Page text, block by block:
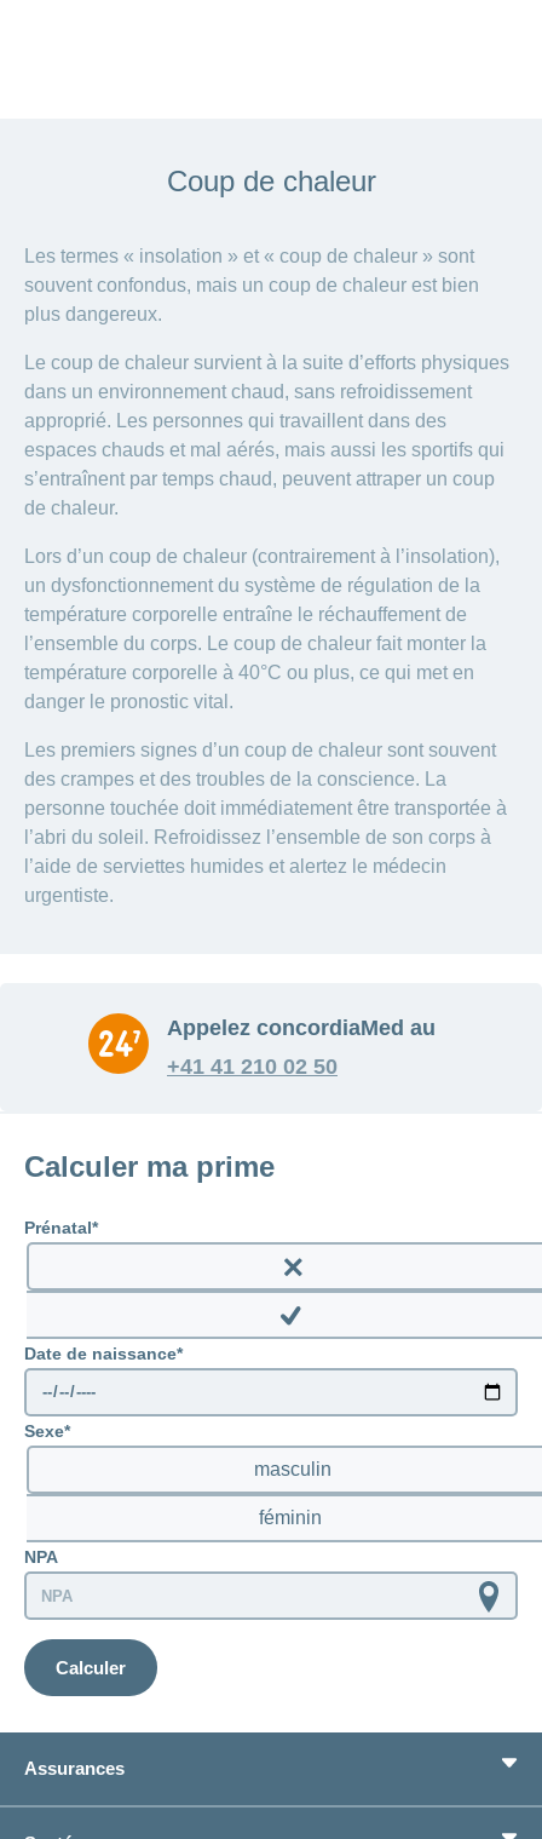
Coup de chaleur
Les termes « insolation » et « coup de chaleur » sont
souvent confondus, mais un coup de chaleur est bien
plus dangereux.
Le coup de chaleur survient à la suite d’efforts physiques
dans un environnement chaud, sans refroidissement
approprié. Les personnes qui travaillent dans des
espaces chauds et mal aérés, mais aussi les sportifs qui
s’entraînent par temps chaud, peuvent attraper un coup
de chaleur.
Lors d’un coup de chaleur (contrairement à l’insolation),
un dysfonctionnement du système de régulation de la
température corporelle entraîne le réchauffement de
l’ensemble du corps. Le coup de chaleur fait monter la
température corporelle à 40°C ou plus, ce qui met en
danger le pronostic vital.
Les premiers signes d’un coup de chaleur sont souvent
des crampes et des troubles de la conscience. La
personne touchée doit immédiatement être transportée à
l’abri du soleil. Refroidissez l’ensemble de son corps à
l’aide de serviettes humides et alertez le médecin
urgentiste.
Appelez concordiaMed au
+41 41 210 02 50
Calculer ma prime
Prénatal
Enable
prenatal
Disable
Date de naissance
Sexe
masculin
féminin
NPA
Calculer
Assurances